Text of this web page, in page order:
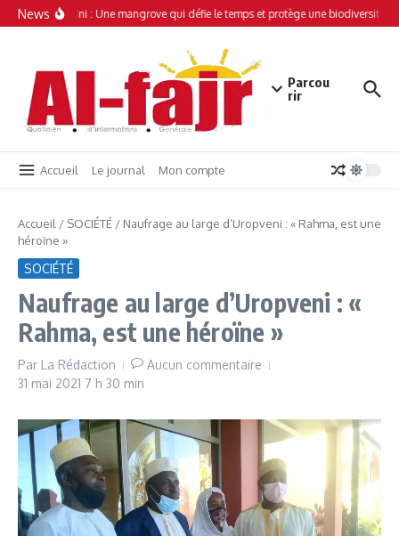
Aller au contenu
News
Simamboini : Une mangrove qui défie le temps et protège une biodiversité
Parcou
rir
Accueil Le journal Mon compte
Accueil / SOCIÉTÉ / Naufrage au large d’Uropveni : « Rahma, est une
héroïne »
SOCIÉTÉ
Naufrage au large d’Uropveni : «
Rahma, est une héroïne »
Par La Rédaction
Aucun commentaire
31 mai 2021 7 h 30 min